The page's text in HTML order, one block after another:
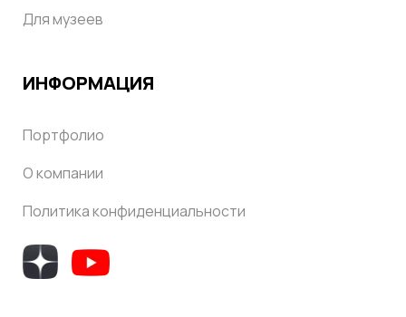
Для музеев
ИНФОРМАЦИЯ
Портфолио
О компании
Политика конфиденциальности